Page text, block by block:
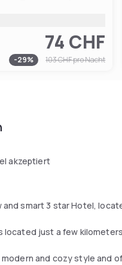
74 CHF
-29% 103 CHFpro Nacht
akzeptiert
smart 3 star Hotel,
just a few
and cozy style and